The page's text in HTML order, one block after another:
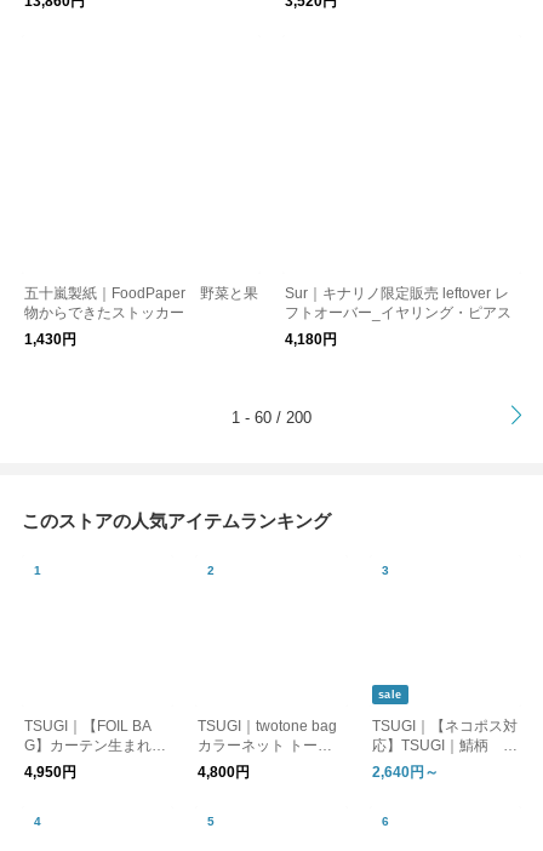
五十嵐製紙｜FoodPaper 野菜と果
物からできたストッカー
1,430円
Sur｜キナリノ限定販売 leftover レ
フトオーバー_イヤリング・ピアス
4,180円
1 - 60 / 200
このストアの人気アイテムランキング
TSUGI｜【FOIL BA
G】カーテン生まれの
シルバー トートバッ
グ（SHIWA/FLAT）
4,950円
TSUGI｜twotone bag
カラーネット トート
バッグ 3way（全5
色）
4,800円
sale
TSUGI｜【ネコポス対
応】TSUGI｜鯖柄 T
シャツ 半袖シャツ
2,640円～